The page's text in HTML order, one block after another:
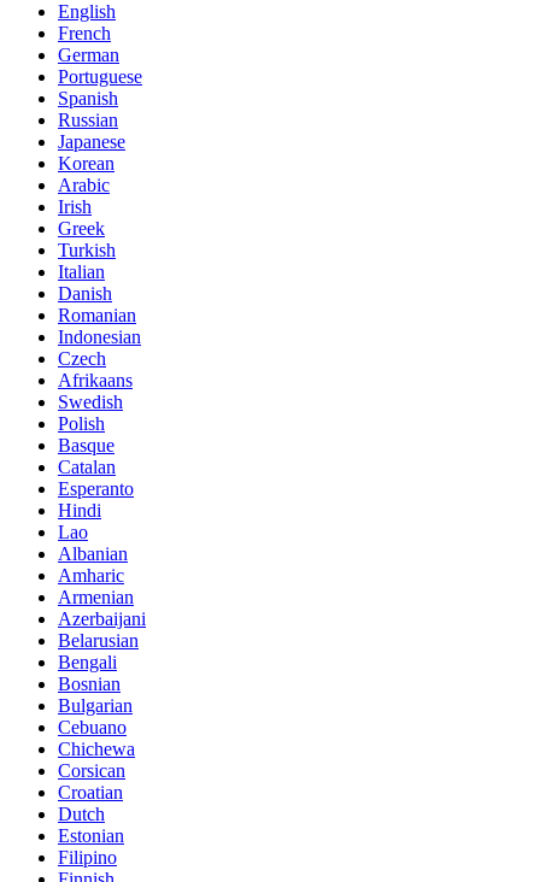
English
French
German
Portuguese
Spanish
Russian
Japanese
Korean
Arabic
Irish
Greek
Turkish
Italian
Danish
Romanian
Indonesian
Czech
Afrikaans
Swedish
Polish
Basque
Catalan
Esperanto
Hindi
Lao
Albanian
Amharic
Armenian
Azerbaijani
Belarusian
Bengali
Bosnian
Bulgarian
Cebuano
Chichewa
Corsican
Croatian
Dutch
Estonian
Filipino